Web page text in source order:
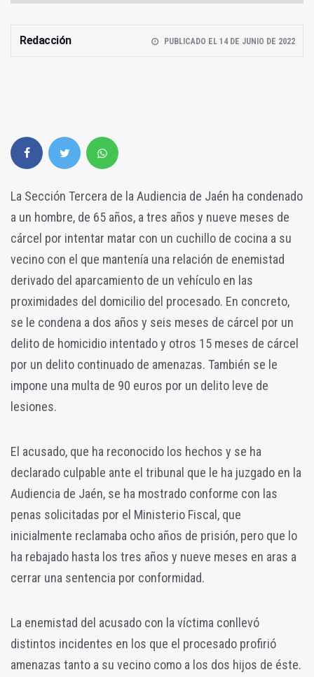
Redacción PUBLICADO EL 14 DE JUNIO DE 2022
La Sección Tercera de la Audiencia de Jaén ha condenado
a un hombre, de 65 años, a tres años y nueve meses de
cárcel por intentar matar con un cuchillo de cocina a su
vecino con el que mantenía una relación de enemistad
derivado del aparcamiento de un vehículo en las
proximidades del domicilio del procesado. En concreto,
se le condena a dos años y seis meses de cárcel por un
delito de homicidio intentado y otros 15 meses de cárcel
por un delito continuado de amenazas. También se le
impone una multa de 90 euros por un delito leve de
lesiones.
El acusado, que ha reconocido los hechos y se ha
declarado culpable ante el tribunal que le ha juzgado en la
Audiencia de Jaén, se ha mostrado conforme con las
penas solicitadas por el Ministerio Fiscal, que
inicialmente reclamaba ocho años de prisión, pero que lo
ha rebajado hasta los tres años y nueve meses en aras a
cerrar una sentencia por conformidad.
La enemistad del acusado con la víctima conllevó
distintos incidentes en los que el procesado profirió
amenazas tanto a su vecino como a los dos hijos de éste.